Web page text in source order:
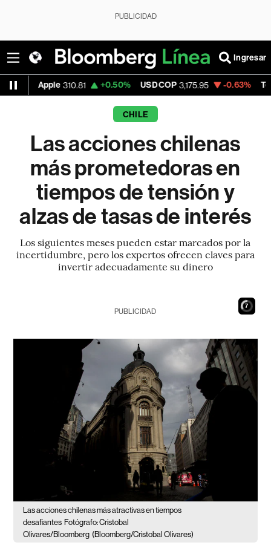
PUBLICIDAD
Ingresar
+0.50% USD COP 3,175.95 -0.63% Tesla 321.78 -
CHILE
Las acciones chilenas
más prometedoras en
tiempos de tensión y
alzas de tasas de interés
Los siguientes meses pueden estar marcados por la
incertidumbre, pero los expertos ofrecen claves para
invertir adecuadamente su dinero
6
PUBLICIDAD
Las acciones chilenas más atractivas en tiempos
desafiantes Fotógrafo: Cristobal
Olivares/Bloomberg (Bloomberg/Cristobal Olivares)